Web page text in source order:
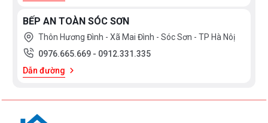
BẾP AN TOÀN SÓC SƠN
Thôn Hương Đình - Xã Mai Đình - Sóc Sơn - TP Hà Nôị
0976.665.669 - 0912.331.335
Dẫn đường